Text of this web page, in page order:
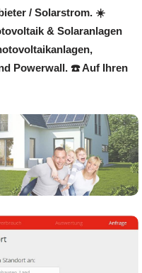
/ Solarstrom. ☀️
& Solaranlagen
Powerwall. ☎️ Auf Ihren